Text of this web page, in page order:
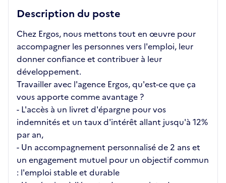
Description du poste
Chez Ergos, nous mettons tout en œuvre pour
accompagner les personnes vers l'emploi, leur
donner confiance et contribuer à leur
développement.
Travailler avec l'agence Ergos, qu'est-ce que ça
vous apporte comme avantage ?
- L'accès à un livret d'épargne pour vos
indemnités et un taux d'intérêt allant jusqu'à 12%
par an,
- Un accompagnement personnalisé de 2 ans et
un engagement mutuel pour un objectif commun
: l'emploi stable et durable